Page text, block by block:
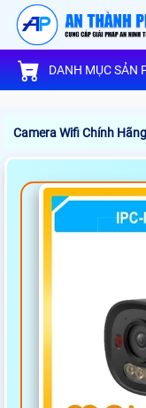
DANH MỤC SẢN
Camera Wifi Chính Hãng